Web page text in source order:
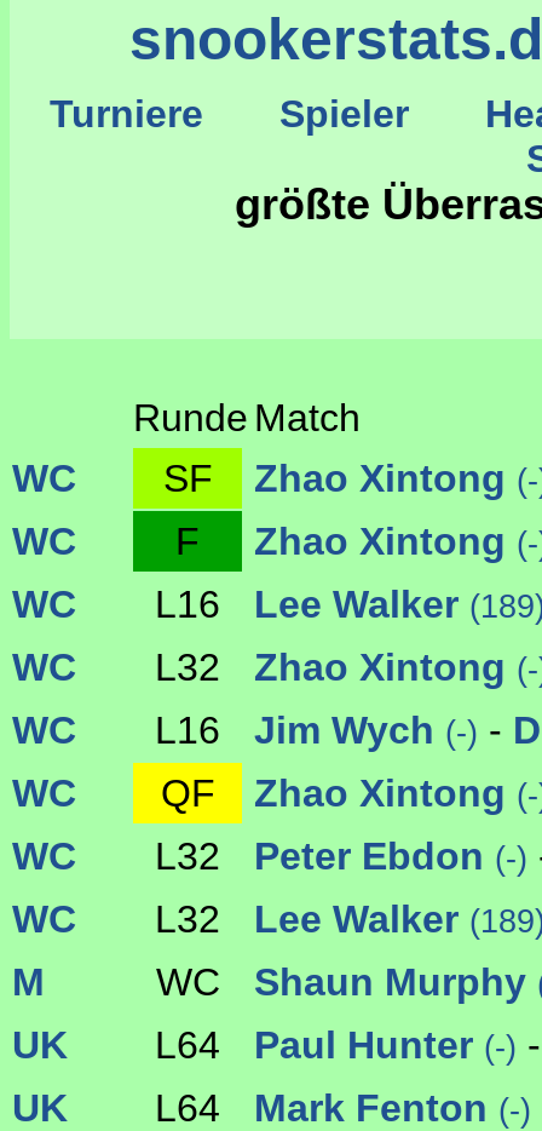
Turniere Spieler
größte
Runde Match
WC
SF Zhao Xintong
WC F Zhao Xintong
WC L16 Lee Walker
WC L32 Zhao Xintong
WC L16 Jim Wych (-) -
WC
QF Zhao Xintong
WC L32 Peter Ebdon (-)
WC
L32 Lee Walker
M WC Shaun Murphy
UK L64 Paul Hunter (-)
UK
L64 Mark Fenton (-)